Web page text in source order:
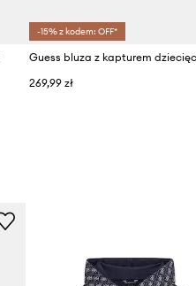
-15% z kodem: OFF*
269,99 zł